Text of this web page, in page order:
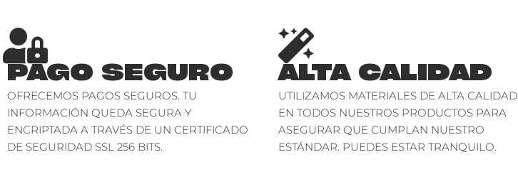
PAGO SEGURO
OFRECEMOS PAGOS SEGUROS. TU
INFORMACIÓN QUEDA SEGURA Y
ENCRIPTADA A TRAVÉS DE UN CERTIFICADO
DE SEGURIDAD SSL 256 BITS.
ALTA CALIDAD
UTILIZAMOS MATERIALES DE ALTA CALIDAD
EN TODOS NUESTROS PRODUCTOS PARA
ASEGURAR QUE CUMPLAN NUESTRO
ESTÁNDAR. PUEDES ESTAR TRANQUILO.